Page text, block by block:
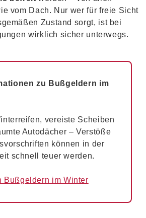
vom Dach. Nur wer für freie Sicht
Zustand sorgt, ist bei
wirklich sicher unterwegs.
zu Bußgeldern im
vereiste Scheiben
Autodächer – Verstöße
können in der
schnell teuer werden.
Bußgeldern im Winter